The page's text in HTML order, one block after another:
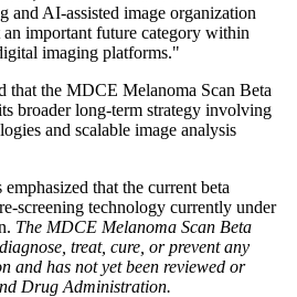
and AI-assisted image organization
an important future category within
imaging platforms."
that the MDCE Melanoma Scan Beta
broader long-term strategy involving
and scalable image analysis
that the current beta
screening technology currently under
The MDCE Melanoma Scan Beta
treat, cure, or prevent any
and has not yet been reviewed or
Drug Administration.